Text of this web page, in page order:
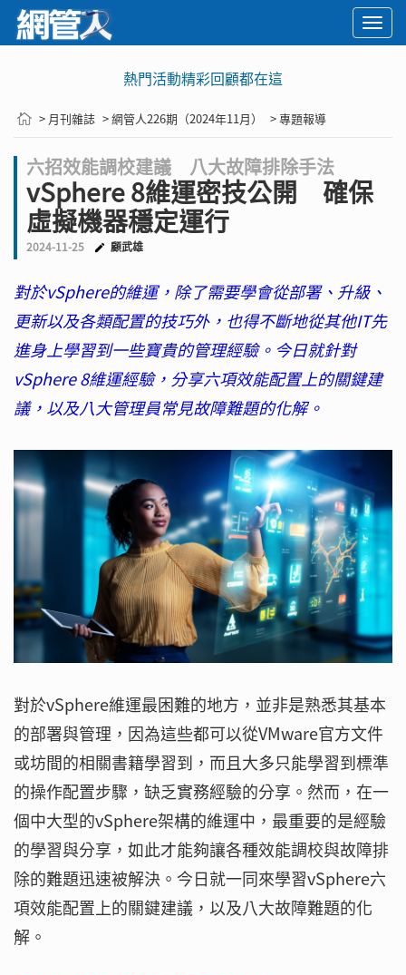
熱門活動精彩回顧都在這
> 月刊雜誌 > 網管人226期（2024年11月） > 專題報導
六招效能調校建議 八大故障排除手法
vSphere 8維運密技公開 確保
虛擬機器穩定運行
2024-11-25 顧武雄
對於vSphere的維運，除了需要學會從部署、升級、
更新以及各類配置的技巧外，也得不斷地從其他IT先
進身上學習到一些寶貴的管理經驗。今日就針對
vSphere 8維運經驗，分享六項效能配置上的關鍵建
議，以及八大管理員常見故障難題的化解。
對於vSphere維運最困難的地方，並非是熟悉其基本
的部署與管理，因為這些都可以從VMware官方文件
或坊間的相關書籍學習到，而且大多只能學習到標準
的操作配置步驟，缺乏實務經驗的分享。然而，在一
個中大型的vSphere架構的維運中，最重要的是經驗
的學習與分享，如此才能夠讓各種效能調校與故障排
除的難題迅速被解決。今日就一同來學習vSphere六
項效能配置上的關鍵建議，以及八大故障難題的化
解。